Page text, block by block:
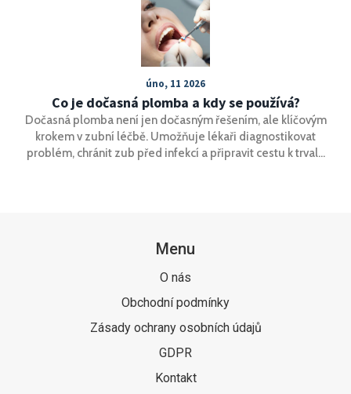
úno, 11 2026
Co je dočasná plomba a kdy se používá?
Dočasná plomba není jen dočasným řešením, ale klíčovým
krokem v zubní léčbě. Umožňuje lékaři diagnostikovat
problém, chránit zub před infekcí a připravit cestu k trvalé
Menu
O nás
Obchodní podmínky
Zásady ochrany osobních údajů
GDPR
Kontakt